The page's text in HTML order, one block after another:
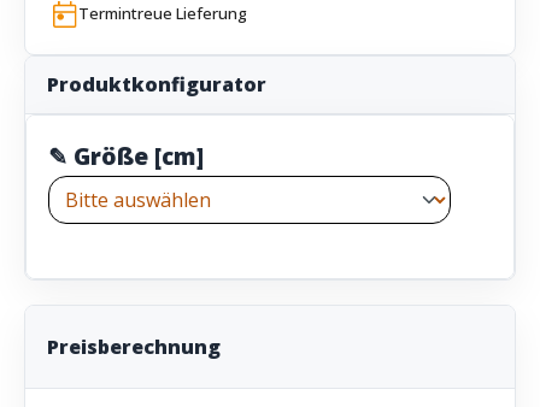
Termintreue Lieferung
Produktkonfigurator
✎ Größe [cm]
Preisberechnung